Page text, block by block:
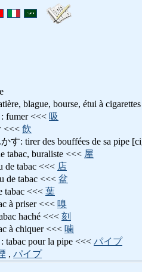
blague, bourse, étui à
fumer <<< 吸
<<< 飲
: tirer des bouffées de sa pipe
tabac, buraliste <<< 屋
tabac <<< 店
de tabac <<< 盆
tabac <<< 葉
à priser <<< 嗅
haché <<< 刻
à chiquer <<< 噛
pour la pipe <<< パイプ
, パイプ